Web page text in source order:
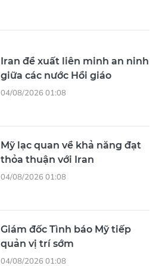
Iran đề xuất liên minh an ninh
giữa các nước Hồi giáo
04/08/2026 01:08
Mỹ lạc quan về khả năng đạt
thỏa thuận với Iran
04/08/2026 01:08
Giám đốc Tình báo Mỹ tiếp
quản vị trí sớm
04/08/2026 01:08